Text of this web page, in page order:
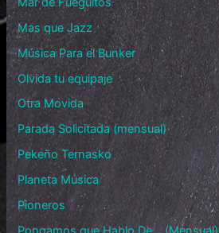
Mas que Jazz
Música Para el Bunker
Olvida tu equipaje
Otra Movida
Parada Solicitada (mensual)
Pekeño Ternasko
Planeta Música
Pioneros